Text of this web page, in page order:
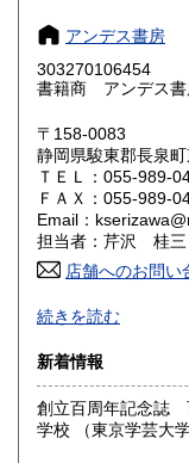
奈良県
鳥取県
岡山県
山口県
香川県
高知県
熊本県
宮崎県
アンデス書房
303270106454
書籍商 アンデス書
〒158-0083
静岡県駿東郡長泉
ＴＥＬ：055-989-
ＦＡＸ：055-989-
Email：
担当者：芹沢 桂三
店舗へのお問い
中南米関連、民俗学
沿線名：無店舗
最寄駅：-
営業時間：-
定休日：-
続きを読む
新着情報
創立百周年記念誌
学校 （東京学芸